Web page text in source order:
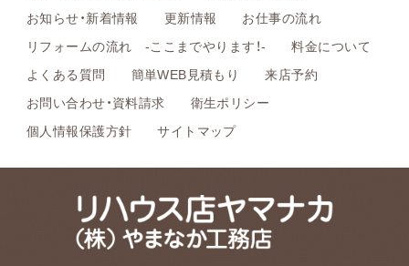
お知らせ・新着情報
更新情報
お仕事の流れ
リフォームの流れ -ここまでやります！-
料金について
よくある質問
簡単WEB見積もり
来店予約
お問い合わせ・資料請求
衛生ポリシー
個人情報保護方針
サイトマップ